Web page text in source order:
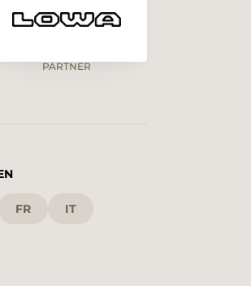
PARTNER
FR IT